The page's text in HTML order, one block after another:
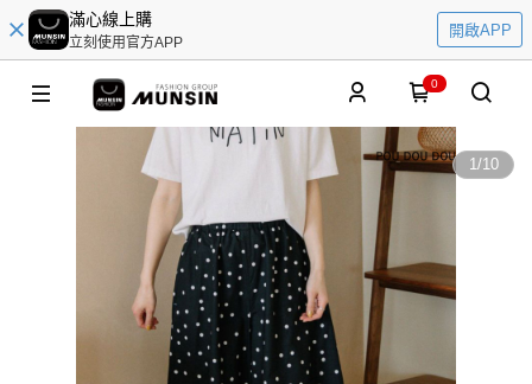
滿心線上購
立刻使用官方APP
開啟APP
0
1/10